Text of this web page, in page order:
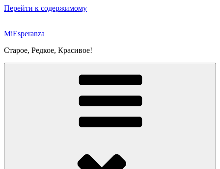
Перейти к содержимому
MiEsperanza
Старое, Редкое, Красивое!